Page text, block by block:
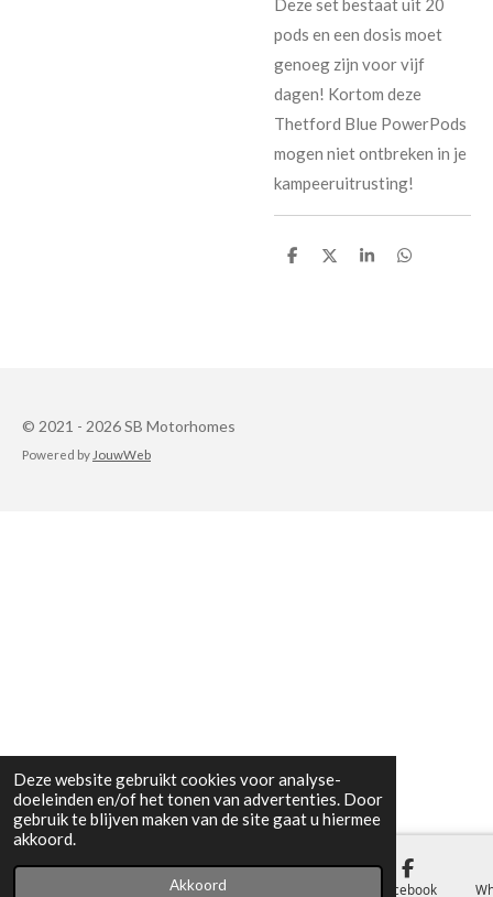
Deze website gebruikt cookies voor analyse-
doeleinden en/of het tonen van advertenties. Door
gebruik te blijven maken van de site gaat u hiermee
akkoord.
Akkoord
Deze set bestaat uit 20
pods en een dosis moet
genoeg zijn voor vijf
dagen! Kortom deze
Thetford Blue PowerPods
mogen niet ontbreken in je
kampeeruitrusting!
D
D
S
D
© 2021 - 2026 SB Motorhomes
Powered by JouwWeb
Telefoonnummer Facebook